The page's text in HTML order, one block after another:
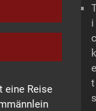
eine Reise
i
c
k
e
t
s